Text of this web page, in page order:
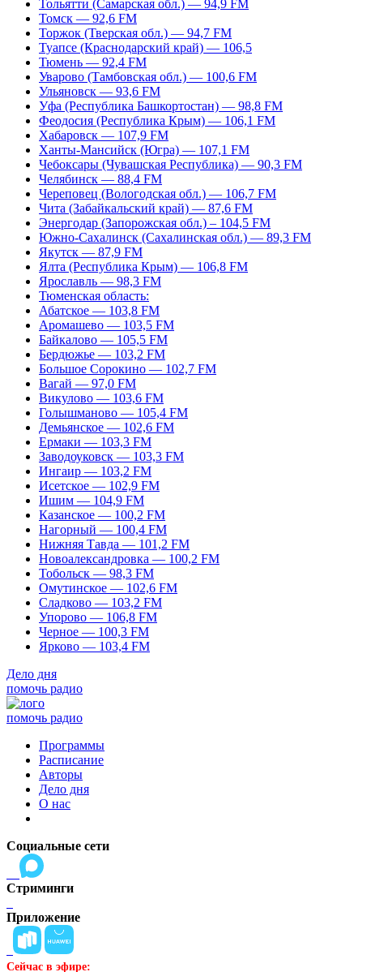
Тольятти (Самарская обл.) — 94,9 FM
Томск — 92,6 FM
Торжок (Тверская обл.) — 94,7 FM
Туапсе (Краснодарский край) — 106,5
Тюмень — 92,4 FM
Уварово (Тамбовская обл.) — 100,6 FM
Ульяновск — 93,6 FM
Уфа (Республика Башкортостан) — 98,8 FM
Феодосия (Республика Крым) — 106,1 FM
Хабаровск — 107,9 FM
Ханты-Мансийск (Югра) — 107,1 FM
Чебоксары (Чувашская Республика) — 90,3 FM
Челябинск — 88,4 FM
Череповец (Вологодская обл.) — 106,7 FM
Чита (Забайкальский край) — 87,6 FM
Энергодар (Запорожская обл.) – 104,5 FM
Южно-Сахалинск (Сахалинская обл.) — 89,3 FM
Якутск — 87,9 FM
Ялта (Республика Крым) — 106,8 FM
Ярославль — 98,3 FM
Тюменская область:
Абатское — 103,8 FM
Аромашево — 103,5 FM
Байкалово — 105,5 FM
Бердюжье — 103,2 FM
Большое Сорокино — 102,7 FM
Вагай — 97,0 FM
Викулово — 103,6 FM
Голышманово — 105,4 FM
Демьянское — 102,6 FM
Ермаки — 103,3 FM
Заводоуковск — 103,3 FM
Ингаир — 103,2 FM
Исетское — 102,9 FM
Ишим — 104,9 FM
Казанское — 100,2 FM
Нагорный — 100,4 FM
Нижняя Тавда — 101,2 FM
Новоалександровка — 100,2 FM
Тобольск — 98,3 FM
Омутинское — 102,6 FM
Сладково — 103,2 FM
Упорово — 106,8 FM
Черное — 100,3 FM
Ярково — 103,4 FM
Дело дня
помочь радио
помочь радио
Программы
Расписание
Авторы
Дело дня
О нас
Социальные сети
Стриминги
Приложение
Сейчас в эфире: